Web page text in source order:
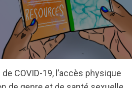
COVID-19, l’accès physique